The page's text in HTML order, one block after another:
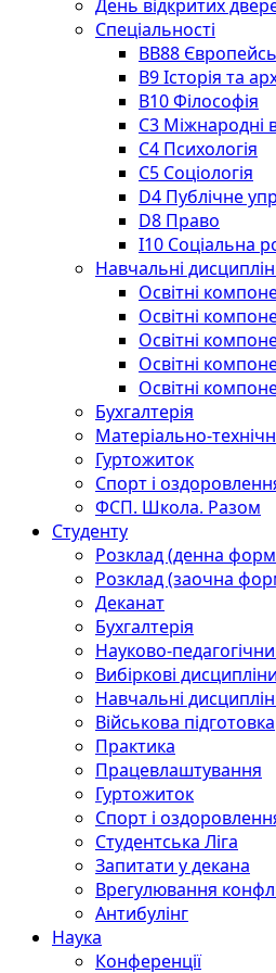
День відкритих
Спеціальності
BВ88
B9 Історія та
B10 Філософія
C3 Міжнародні
C4 Психологія
С5 Соціологія
D4 Публічне
D8 Право
I10 Соціальна
Навчальні
Освітні
Освітні
Освітні
Освітні
Освітні
Бухгалтерія
Матеріально-
Гуртожиток
Спорт і
ФСП. Школа. Разом
Студенту
Розклад (денна
Розклад (заочна
Деканат
Бухгалтерія
Науково-
Вибіркові дисципліни
Навчальні
Військова підготовка
Практика
Працевлаштування
Гуртожиток
Спорт і
Студентська Ліга
Запитати у декана
Врегулювання
Антибулінг
Наука
Конференції